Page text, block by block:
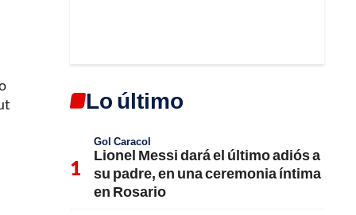
Lo último
Gol Caracol
Lionel Messi dará el último adiós a
su padre, en una ceremonia íntima
en Rosario